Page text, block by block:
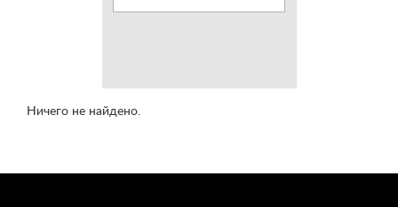
Ничего не найдено.